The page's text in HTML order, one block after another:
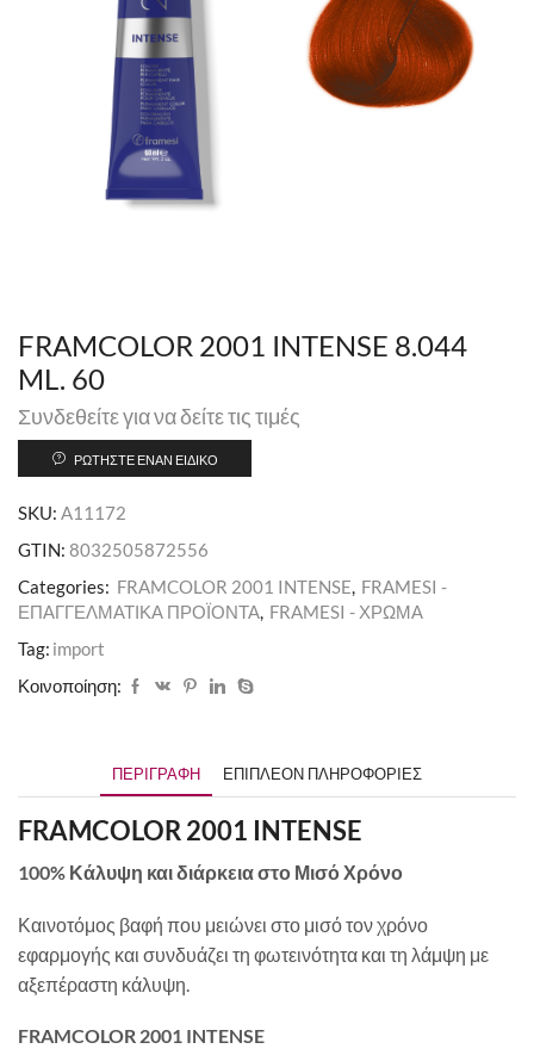
FRAMCOLOR 2001 INTENSE 8.044
ML. 60
Συνδεθείτε για να δείτε τις τιμές
ΡΩΤΉΣΤΕ ΈΝΑΝ ΕΙΔΙΚΌ
SKU: A11172
GTIN: 8032505872556
Categories: FRAMCOLOR 2001 INTENSE, FRAMESI -
ΕΠΑΓΓΕΛΜΑΤΙΚΑ ΠΡΟΪΟΝΤΑ, FRAMESI - ΧΡΩΜΑ
Tag: import
Κοινοποίηση:
ΠΕΡΙΓΡΑΦΉ ΕΠΙΠΛΈΟΝ ΠΛΗΡΟΦΟΡΊΕΣ
FRAMCOLOR 2001 INTENSE
100% Κάλυψη και διάρκεια στο Μισό Χρόνο
Καινοτόμος βαφή που μειώνει στο μισό τον χρόνο
εφαρμογής και συνδυάζει τη φωτεινότητα και τη λάμψη με
αξεπέραστη κάλυψη.
FRAMCOLOR 2001 INTENSE